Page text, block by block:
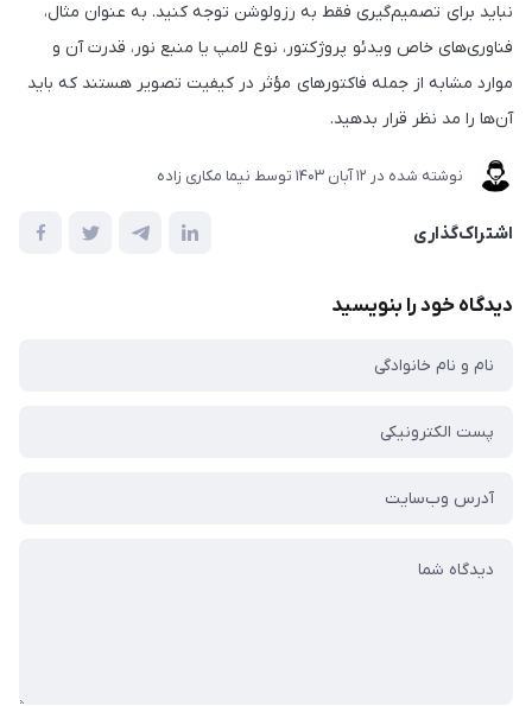
نباید برای تصمیم‌گیری فقط به رزولوشن توجه کنید. به عنوان مثال،
فناوری‌های خاص ویدئو پروژکتور، نوع لامپ یا منبع نور، قدرت آن و
موارد مشابه از جمله فاکتورهای مؤثر در کیفیت تصویر هستند که باید
آن‌ها را مد نظر قرار بدهید.
نوشته شده در 12 آبان 1403 توسط نیما مکاری زاده
اشتراک‌گذاری
دیدگاه خود را بنویسید